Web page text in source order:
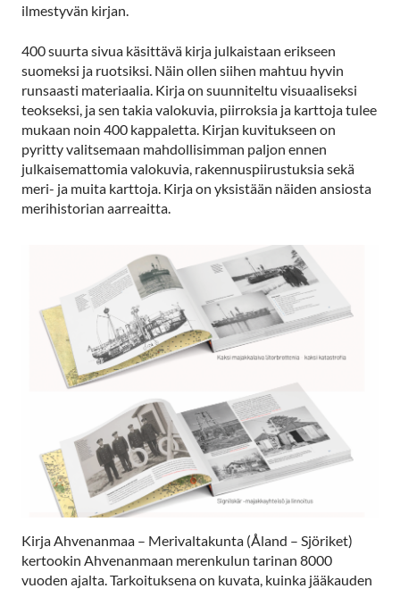
ilmestyvän kirjan.
400 suurta sivua käsittävä kirja julkaistaan erikseen
suomeksi ja ruotsiksi. Näin ollen siihen mahtuu hyvin
runsaasti materiaalia. Kirja on suunniteltu visuaaliseksi
teokseksi, ja sen takia valokuvia, piirroksia ja karttoja tulee
mukaan noin 400 kappaletta. Kirjan kuvitukseen on
pyritty valitsemaan mahdollisimman paljon ennen
julkaisemattomia valokuvia, rakennuspiirustuksia sekä
meri- ja muita karttoja. Kirja on yksistään näiden ansiosta
merihistorian aarreaitta.
Kirja Ahvenanmaa – Merivaltakunta (Åland – Sjöriket)
kertookin Ahvenanmaan merenkulun tarinan 8000
vuoden ajalta. Tarkoituksena on kuvata, kuinka jääkauden